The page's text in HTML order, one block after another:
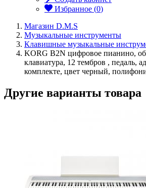
Избранное (0)
Магазин D.M.S
Музыкальные инструменты
Клавишные музыкальные
KORG B2N цифровое пианино,
клавиатура, 12 тембров , педаль,
комплекте, цвет черный,
Другие варианты товара